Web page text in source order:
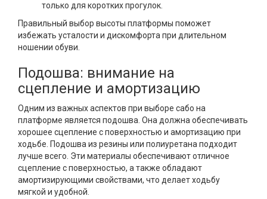
только для коротких прогулок.
Правильный выбор высоты платформы поможет
избежать усталости и дискомфорта при длительном
ношении обуви.
Подошва: внимание на
сцепление и амортизацию
Одним из важных аспектов при выборе сабо на
платформе является подошва. Она должна обеспечивать
хорошее сцепление с поверхностью и амортизацию при
ходьбе. Подошва из резины или полиуретана подходит
лучше всего. Эти материалы обеспечивают отличное
сцепление с поверхностью, а также обладают
амортизирующими свойствами, что делает ходьбу
мягкой и удобной.